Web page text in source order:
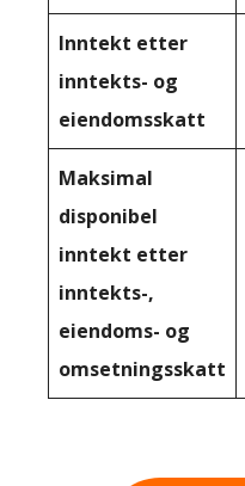
Inntekt etter
inntekts- og
eiendomsskatt
Maksimal
disponibel
inntekt etter
inntekts-,
eiendoms- og
omsetningsskatt